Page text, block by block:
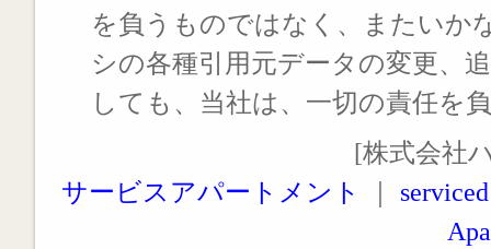
を負うものではなく、またいか
シの各種引用元データの変更、
しても、当社は、一切の責任を
[株式会社
サービスアパートメント